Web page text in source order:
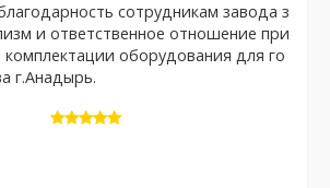
сотрудникам завода з
и ответственное отношение при
комплектации оборудования для го
г.Анадырь.